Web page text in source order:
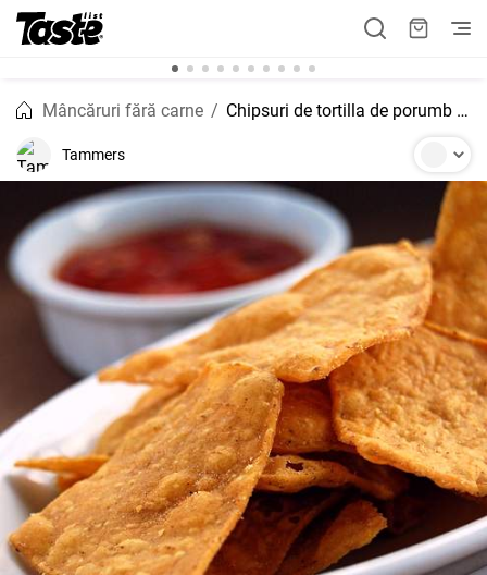
Mâncăruri fără carne Chipsuri de tortilla de porumb la cuptor, ușor de făcut în casă
Tammers